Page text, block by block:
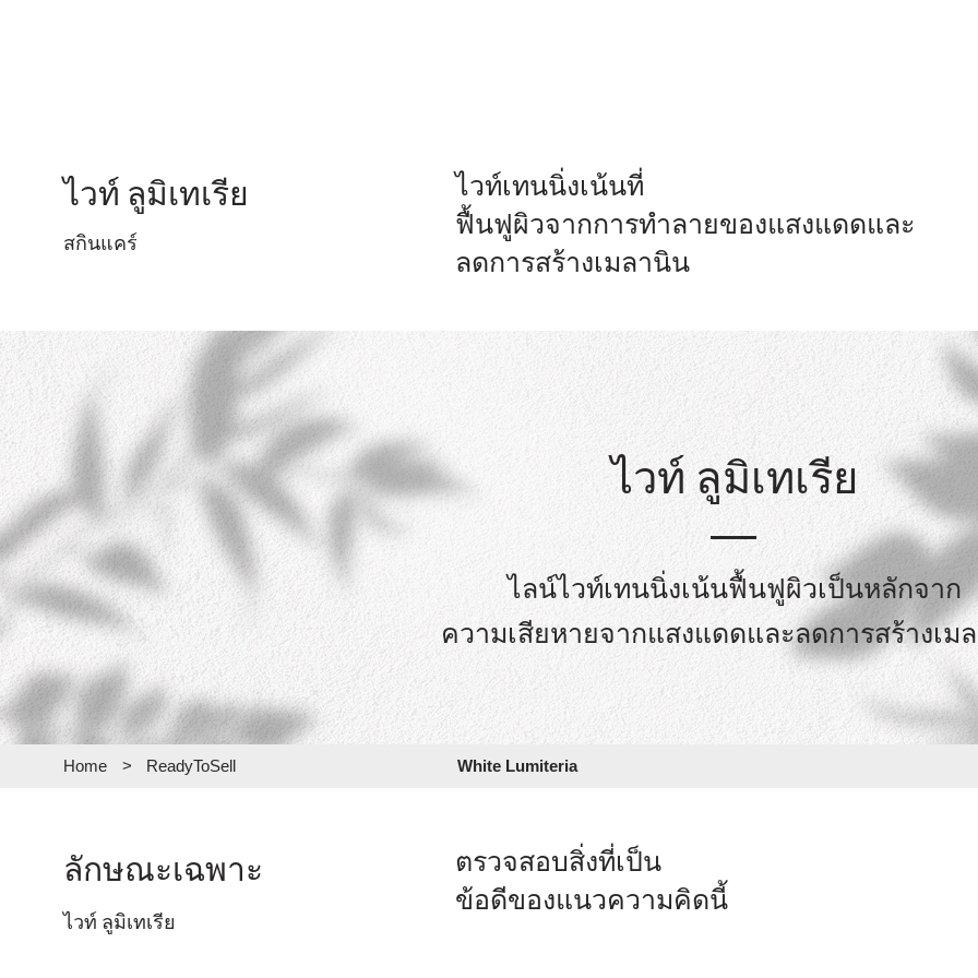
ไวท์ ลูมิเทเรีย
สกินแคร์
ไวท์เทนนิ่งเน้นที่
ฟื้นฟูผิวจากการทำลายของแสงแดดและ
ลดการสร้างเมลานิน
ไวท์ ลูมิเทเรีย
ไลน์ไวท์เทนนิ่งเน้นฟื้นฟูผิวเป็นหลักจาก
ความเสียหายจากแสงแดดและลดการสร้างเม
Home > ReadyToSell White Lumiteria
ลักษณะเฉพาะ
ไวท์ ลูมิเทเรีย
ตรวจสอบสิ่งที่เป็น
ข้อดีของแนวความคิดนี้